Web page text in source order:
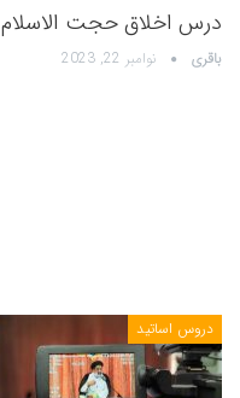
درس اخلاق حجت
باقری نوامبر 22, 2023
دروس اساتید